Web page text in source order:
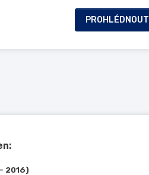
PROHLÉDNOUT
2016)